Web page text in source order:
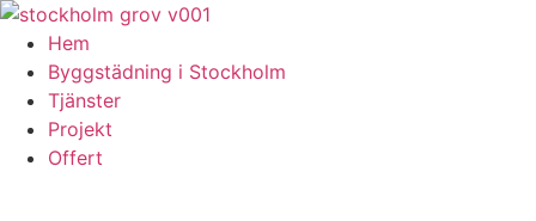
Skip
content
Hem
Byggstädning i Stockholm
Tjänster
Projekt
Offert